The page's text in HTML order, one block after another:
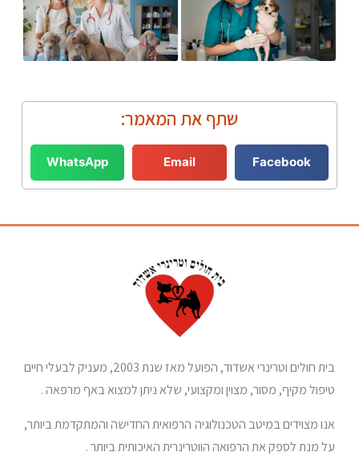
שתף את המאמר:
Facebook
Email
WhatsApp
בית חולים וטרינרי אשדוד, הפועל מאז שנת 2003, מעניק לבעלי חיים
טיפול מקיף, מסור, מצוין ומקצועי, שלא ניתן למצוא באף מרפאה .
אנו מצוידים במיטב הטכנולוגיה הרפואית החדישה והמתקדמת ביותר,
על מנת לספק את הרפואה הווטרינרית האיכותית ביותר .